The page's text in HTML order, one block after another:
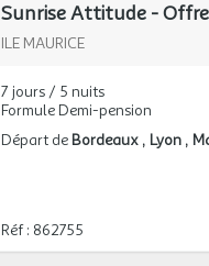
ILE MAURICE
7 jours / 5 nuits
Formule Demi-pension
Départ de Bordeaux Lyon
Réf : 862755